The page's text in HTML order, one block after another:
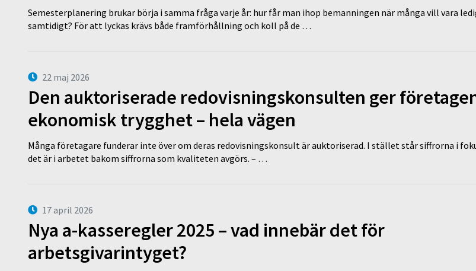
Semesterplanering brukar börja i samma fråga varje år: hur får man ihop bemanningen när många vill vara
samtidigt? För att lyckas krävs både framförhållning och koll på de …
22 maj 2026
Den auktoriserade redovisningskonsulten ger
ekonomisk trygghet – hela vägen
Många företagare funderar inte över om deras redovisningskonsult är auktoriserad. I stället står siffrorna i
det är i arbetet bakom siffrorna som kvaliteten avgörs. – …
17 april 2026
Nya a-kasseregler 2025 – vad innebär det för
arbetsgivarintyget?